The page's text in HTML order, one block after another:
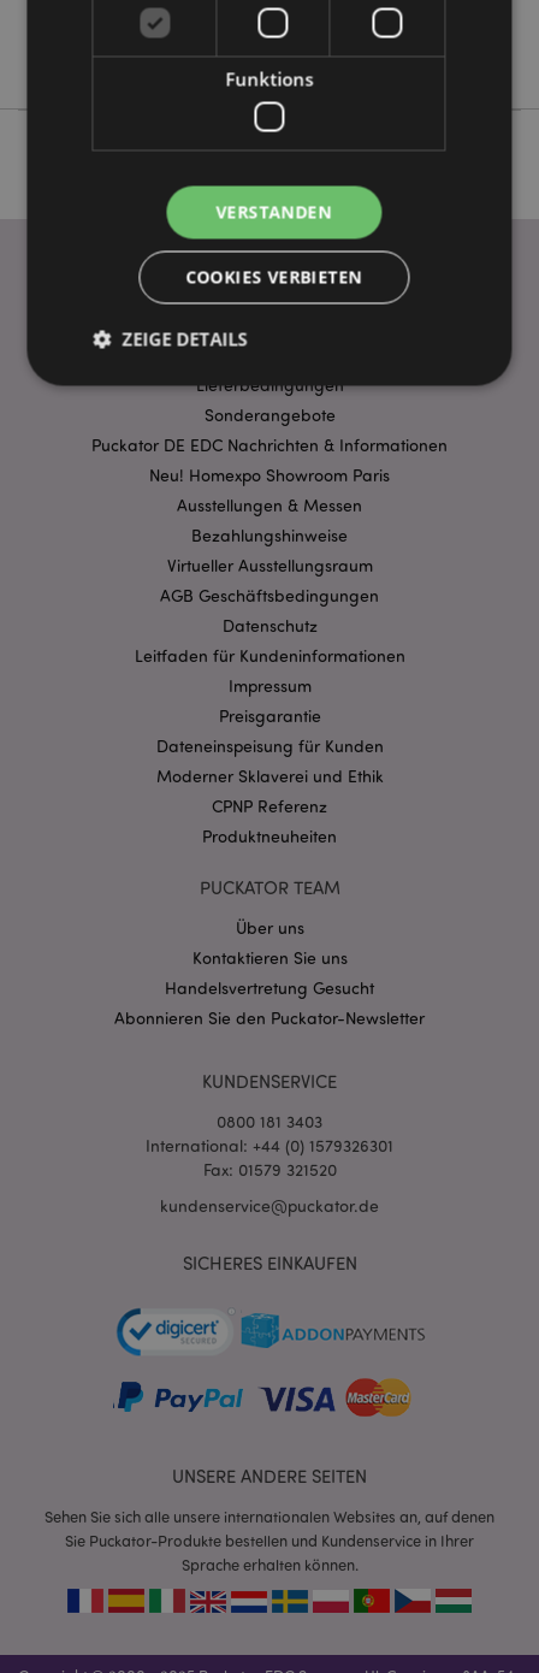
Keine
Lieferbedingungen
Sonderangebote
Puckator DE EDC Nachrichten & Informationen
Neu! Homexpo Showroom Paris
Ausstellungen & Messen
Bezahlungshinweise
Virtueller Ausstellungsraum
AGB Geschäftsbedingungen
Datenschutz
Leitfaden für Kundeninformationen
Impressum
Preisgarantie
Dateneinspeisung für Kunden
Moderner Sklaverei und Ethik
CPNP Referenz
Produktneuheiten
PUCKATOR TEAM
Über uns
Kontaktieren Sie uns
Handelsvertretung Gesucht
Abonnieren Sie den Puckator-Newsletter
KUNDENSERVICE
0800 181 3403
International: +44 (0) 1579326301
Fax: 01579 321520
kundenservice@puckator.de
SICHERES EINKAUFEN
UNSERE ANDERE SEITEN
Sehen Sie sich alle unsere internationalen Websites an, auf denen
Sie Puckator-Produkte bestellen und Kundenservice in Ihrer
Sprache erhalten können.
Funktions
VERSTANDEN
COOKIES VERBIETEN
ZEIGE DETAILS
Ausrichten
Streng-notwendige-Cookies ermöglichen
Kernfunktionen der Website wie die
Benutzeranmeldung und die Kontoverwaltung.
Ohne unbedingt notwendige cookies kann die
Website nicht richtig genutzt werden.
CookieScriptConsent
.www.puckator.de
mage-messages
Adobe Inc.
mage-cache-sessid